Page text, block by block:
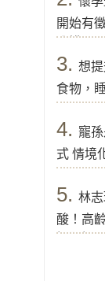
開始有
分辨
3. 想
食物，
4. 寵
式 情境
5. 林
酸！高
提醒好